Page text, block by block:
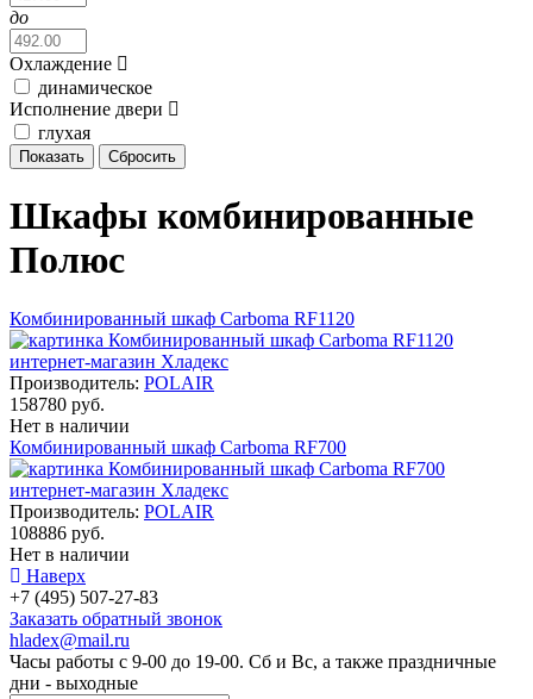
до
Охлаждение
динамическое
Исполнение двери
глухая
Шкафы комбинированные
Полюс
Комбинированный шкаф Сarboma RF1120
Производитель: POLAIR
158780 руб.
Нет в наличии
Комбинированный шкаф Сarboma RF700
Производитель: POLAIR
108886 руб.
Нет в наличии
Наверх
+7 (495) 507-27-83
Заказать обратный звонок
hladex@mail.ru
Часы работы с 9-00 до 19-00. Сб и Вс, а также праздничные
дни - выходные